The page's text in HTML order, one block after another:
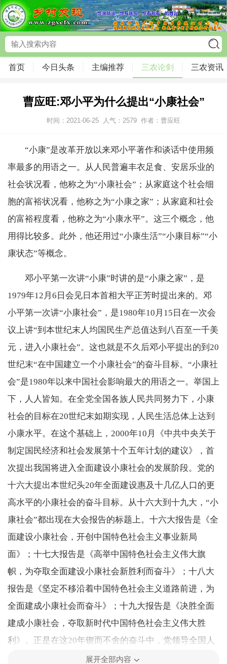
首页 今日头条 主编推荐 三农论剑 三农资讯
曹应旺:邓小平为什么提出“小康社会”
时间：2021-06-25 人气： 2579 作者：曹应旺
“小康”是改革开放以来邓小平著作和谈话中使用频
率最多的用语之一。从人民普遍丰衣足食、安居乐业的
社会状况看，他称之为“小康社会”；从家庭这个社会细
胞的富裕状况看，他称之为“小康之家”；从家庭和社会
的富裕程度看，他称之为“小康水平”。这三个概念，他
用得比较多。此外，他还用过“小康生活”“小康目标”“小
康状态”等概念。
邓小平第一次讲“小康”时讲的是“小康之家”，是
1979年12月6日会见日本首相大平正芳时提出来的。邓
小平第一次讲“小康社会”，是1980年10月15日在一次会
议上讲“到本世纪末人均国民生产总值达到八百至一千美
元，进入小康社会”。这也就是不久后邓小平提出的到20
世纪末“在中国建立一个小康社会”的奋斗目标。“小康社
会”是1980年以来中国社会影响最大的用语之一。举国上
下，人人皆知。在全党全国各族人民共同努力下，小康
社会的目标在20世纪末如期实现，人民生活总体上达到
小康水平。在这个基础上，2000年10月《中共中央关于
制定国民经济和社会发展第十个五年计划的建议》，首
次提出我国将进入全面建设小康社会的发展阶段。党的
十六大提出本世纪头20年全面建设惠及十几亿人口的更
高水平的小康社会的奋斗目标。从十六大到十九大，“小
康社会”都出现在大会报告的标题上。十六大报告是《全
面建设小康社会，开创中国特色社会主义事业新局
面》；十七大报告是《高举中国特色社会主义伟大旗
帜，为夺取全面建设小康社会新胜利而奋斗》；十八大
报告是《坚定不移沿着中国特色社会主义道路前进，为
全面建成小康社会而奋斗》；十九大报告是《决胜全面
建成小康社会，夺取新时代中国特色社会主义伟大胜
利》。正是在这20年锲而不舍的奋斗中，党领导全国人
民夺得了由全面建设小康社会到全面建成小康社会的伟
展开全部内容